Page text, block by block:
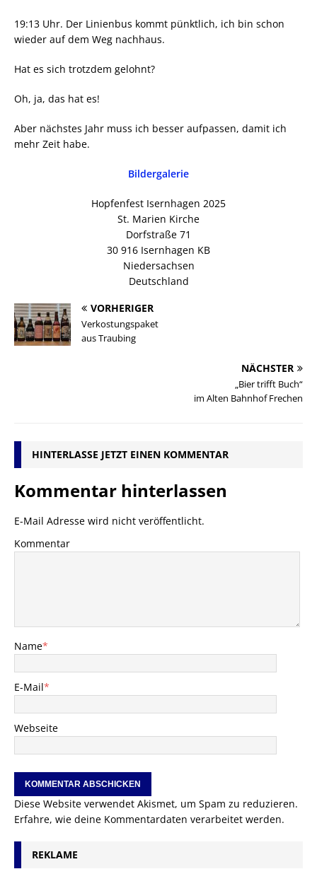
19:13 Uhr. Der Linienbus kommt pünktlich, ich bin schon
wieder auf dem Weg nachhaus.
Hat es sich trotzdem gelohnt?
Oh, ja, das hat es!
Aber nächstes Jahr muss ich besser aufpassen, damit ich
mehr Zeit habe.
Bildergalerie
Hopfenfest Isernhagen 2025
St. Marien Kirche
Dorfstraße 71
30 916 Isernhagen KB
Niedersachsen
Deutschland
VORHERIGER
Verkostungspaket
aus Traubing
NÄCHSTER
„Bier trifft Buch“
im Alten Bahnhof Frechen
HINTERLASSE JETZT EINEN KOMMENTAR
Kommentar hinterlassen
E-Mail Adresse wird nicht veröffentlicht.
Kommentar
Name*
E-Mail*
Webseite
Diese Website verwendet Akismet, um Spam zu reduzieren.
Erfahre, wie deine Kommentardaten verarbeitet werden.
REKLAME